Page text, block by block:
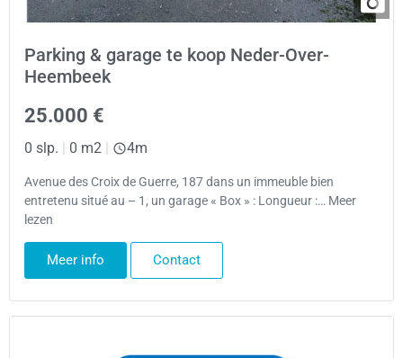
Parking & garage te koop Neder-Over-
Heembeek
25.000 €
0 slp. | 0 m2 | 4m
Avenue des Croix de Guerre, 187 dans un immeuble bien
entretenu situé au – 1, un garage « Box » : Longueur :… Meer
lezen
Meer info Contact